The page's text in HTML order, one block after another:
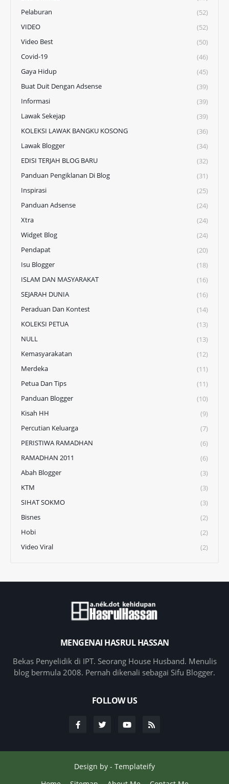
Pelaburan
(52)
VIDEO
(52)
Video Best
(50)
Covid-19
(46)
Gaya Hidup
(45)
Buat Duit Dengan Adsense
(39)
Informasi
(39)
Lawak Sekejap
(39)
KOLEKSI LAWAK BANGKU KOSONG
(36)
Lawak Blogger
(34)
EDISI TERJAH BLOG BARU
(32)
Panduan Pengiklanan Di Blog
(31)
Inspirasi
(25)
Panduan Adsense
(24)
Xtra
(24)
Widget Blog
(24)
Pendapat
(20)
Isu Blogger
(18)
ISLAM DAN MASYARAKAT
(16)
SEJARAH DUNIA
(16)
Peraduan Dan Kontest
(14)
KOLEKSI PETUA
(13)
NULL
(13)
Kemasyarakatan
(12)
Merdeka
(11)
Petua Dan Tips
(11)
Panduan Blogger
(10)
Kisah HH
(9)
Percutian Keluarga
(7)
PERISTIWA RAMADHAN
(6)
RAMADHAN 2011
(6)
Abah Blogger
(3)
KTM
(3)
SIHAT SOKMO
(3)
Bisnes
(2)
Hobi
(2)
Video Viral
(2)
MENGENAI HASRUL HASSAN
Bekas Penyelidik di IPT. Seorang House Husband. Menulis
blog bermula 2008. Pernah dikenali sebagai Sifu Blogger.
FOLLOW US
Design by - Templateify